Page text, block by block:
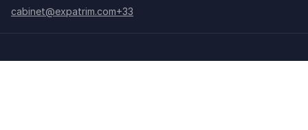
cabinet@expatrim.com+33